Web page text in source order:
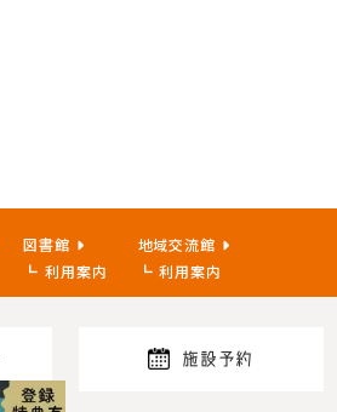
図書館
利用案内
地域交流館
利用案内
施設予約